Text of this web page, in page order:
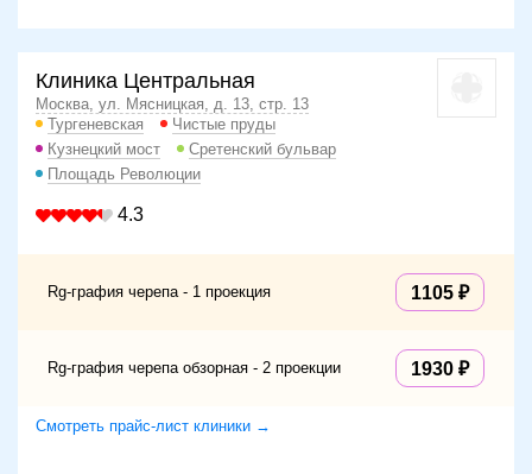
Клиника Центральная
Москва, ул. Мясницкая, д. 13, стр. 13
Тургеневская
Чистые пруды
Кузнецкий мост
Сретенский бульвар
Площадь Революции
4.3
Rg-графия черепа - 1 проекция 1105
Rg-графия черепа обзорная - 2 проекции 1930
Смотреть прайс-лист клиники →